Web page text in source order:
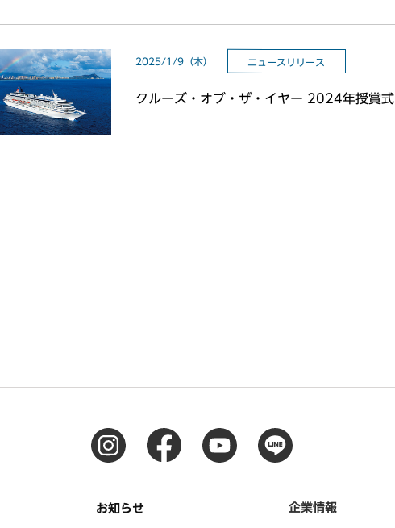
2025/1/9（木） ニュースリリース
クルーズ・オブ・ザ・イヤー 2024年授賞式
お知らせ 企業情報